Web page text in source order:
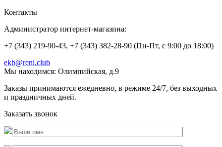
Контакты
Администратор интернет-магазина:
+7 (343) 219-90-43, +7 (343) 382-28-90 (Пн-Пт, с 9:00 до 18:00)
ekb@reni.club
Мы находимся: Олимпийская, д.9
Заказы принимаются ежедневно, в режиме 24/7, без выходных
и праздничных дней.
Заказать звонок